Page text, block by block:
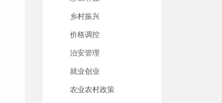
乡村振兴
价格调控
治安管理
就业创业
农业农村政策